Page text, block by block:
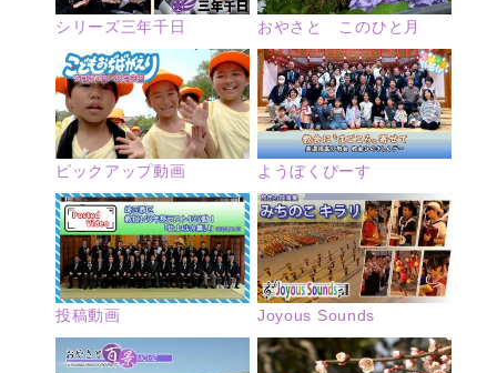
シリーズ三年千日 おやさと このひと月
ピックアップ動画 ようぼくぴーす
投稿動画 Joyous Sounds